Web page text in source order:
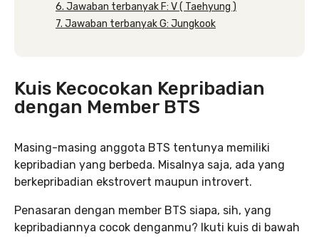
6. Jawaban terbanyak F: V ( Taehyung )
7. Jawaban terbanyak G: Jungkook
Kuis Kecocokan Kepribadian
dengan Member BTS
Masing-masing anggota BTS tentunya memiliki
kepribadian yang berbeda. Misalnya saja, ada yang
berkepribadian ekstrovert maupun introvert.
Penasaran dengan member BTS siapa, sih, yang
kepribadiannya cocok denganmu? Ikuti kuis di bawah